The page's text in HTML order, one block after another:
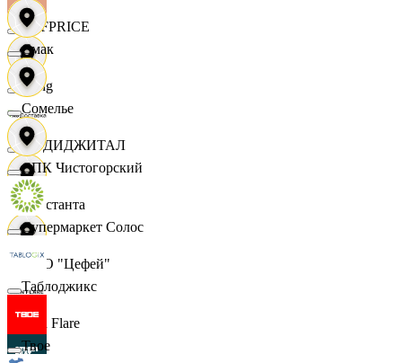
OFFPRICE
string
X5 ДИДЖИТАЛ
Константа
ООО "Цефей"
Finn Flare
Смак
Сомелье
СПК Чистогорский
Супермаркет Солос
Таблоджикс
Твое